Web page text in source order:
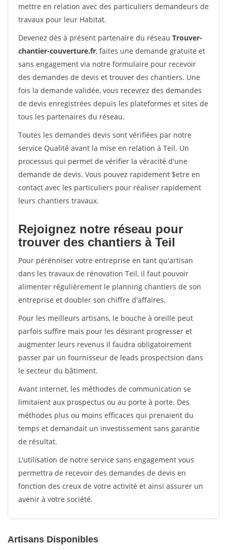
mettre en relation avec des particuliers demandeurs de
travaux pour leur Habitat.
Devenez dès à présent partenaire du réseau Trouver-
chantier-couverture.fr, faites une demande gratuite et
sans engagement via notre formulaire pour recevoir
des demandes de devis et trouver des chantiers. Une
fois la demande validée, vous recevrez des demandes
de devis enregistrées depuis les plateformes et sites de
tous les partenaires du réseau.
Toutes les demandes devis sont vérifiées par notre
service Qualité avant la mise en relation à Teil. Un
processus qui permet de vérifier la véracité d'une
demande de devis. Vous pouvez rapidement $etre en
contact avec les particuliers pour réaliser rapidement
leurs chantiers travaux.
Rejoignez notre réseau pour
trouver des chantiers à Teil
Pour pérénniser votre entreprise en tant qu'artisan
dans les travaux de rénovation Teil, il faut pouvoir
alimenter régulièrement le planning chantiers de son
entreprise et doubler son chiffre d'affaires.
Pour les meilleurs artisans, le bouche à oreille peut
parfois suffire mais pour les désirant progresser et
augmenter leurs revenus il faudra obligatoirement
passer par un fournisseur de leads prospectsion dans
le secteur du bâtiment.
Avant internet, les méthodes de communication se
limitaient aux prospectus ou au porte à porte. Des
méthodes plus ou moins efficaces qui prenaient du
temps et demandait un investissement sans garantie
de résultat.
L'utilisation de notre service sans engagement vous
permettra de recevoir des demandes de devis en
fonction des creux de votre activité et ainsi assurer un
avenir à votre société.
Artisans Disponibles